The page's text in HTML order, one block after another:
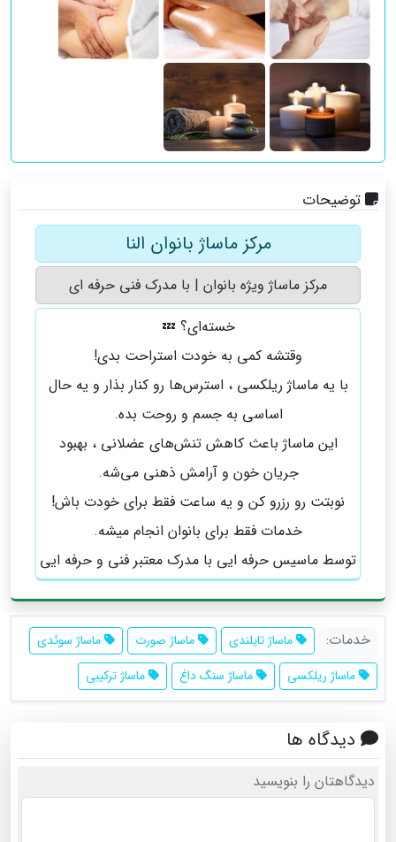
توضیحات
مرکز ماساژ بانوان النا
مرکز ماساژ ویژه بانوان | با مدرک فنی حرفه ای
خسته‌ای؟ 💤
وقتشه کمی به خودت استراحت بدی!
با یه ماساژ ریلکسی ، استرس‌ها رو کنار بذار و یه حال
اساسی به جسم و روحت بده.
این ماساژ باعث کاهش تنش‌های عضلانی ، بهبود
جریان خون و آرامش ذهنی می‌شه.
نوبتت رو رزرو کن و یه ساعت فقط برای خودت باش!
خدمات فقط برای بانوان انجام میشه.
توسط ماسیس حرفه ایی با مدرک معتبر فنی و حرفه ایی
خدمات: ماساژ تایلندی ماساژ صورت
ماساژ سوئدی
ماساژ ریلکسی
ماساژ سنگ داغ ماساژ ترکیبی
دیدگاه ها
دیدگاهتان را بنویسید